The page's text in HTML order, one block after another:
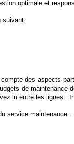
optimale et
suivant:
des aspects
de maintenance
lu entre les lignes :
service maintenance :